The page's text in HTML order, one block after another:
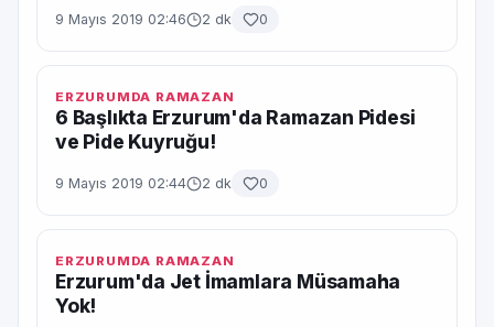
9 Mayıs 2019 02:46 2 dk 0
ERZURUMDA RAMAZAN
6 Başlıkta Erzurum'da Ramazan Pidesi
ve Pide Kuyruğu!
9 Mayıs 2019 02:44 2 dk 0
ERZURUMDA RAMAZAN
Erzurum'da Jet İmamlara Müsamaha
Yok!